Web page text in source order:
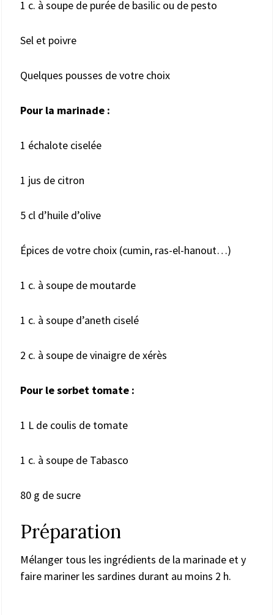
1 c. à soupe de purée de basilic ou de pesto
Sel et poivre
Quelques pousses de votre choix
Pour la marinade :
1 échalote ciselée
1 jus de citron
5 cl d’huile d’olive
Épices de votre choix (cumin, ras-el-hanout…)
1 c. à soupe de moutarde
1 c. à soupe d’aneth ciselé
2 c. à soupe de vinaigre de xérès
Pour le sorbet tomate :
1 L de coulis de tomate
1 c. à soupe de Tabasco
80 g de sucre
Préparation
Mélanger tous les ingrédients de la marinade et y
faire mariner les sardines durant au moins 2 h.